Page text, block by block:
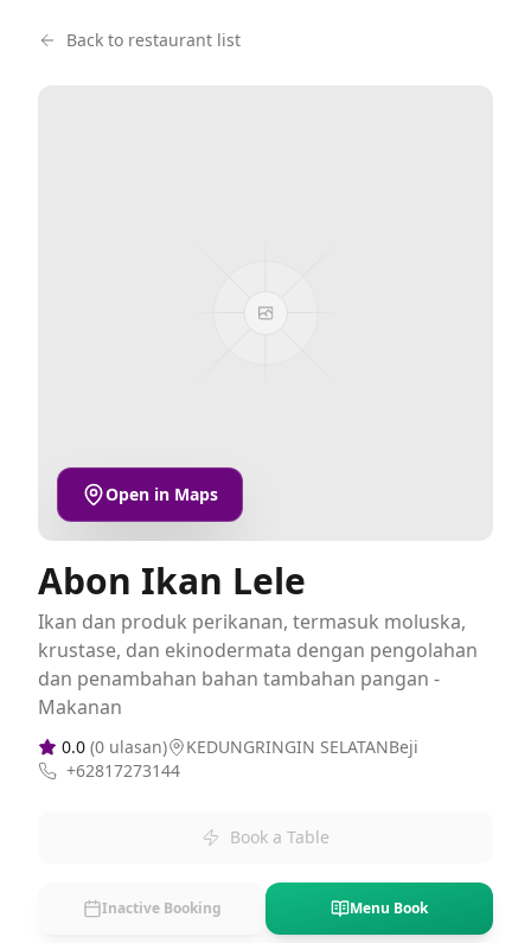
Back to restaurant list
Open in Maps
Abon Ikan Lele
Ikan dan produk perikanan, termasuk moluska,
krustase, dan ekinodermata dengan pengolahan
dan penambahan bahan tambahan pangan -
Makanan
0.0 (0 ulasan)
KEDUNGRINGIN SELATANBeji
+62817273144
Book a Table
Inactive Booking Menu Book